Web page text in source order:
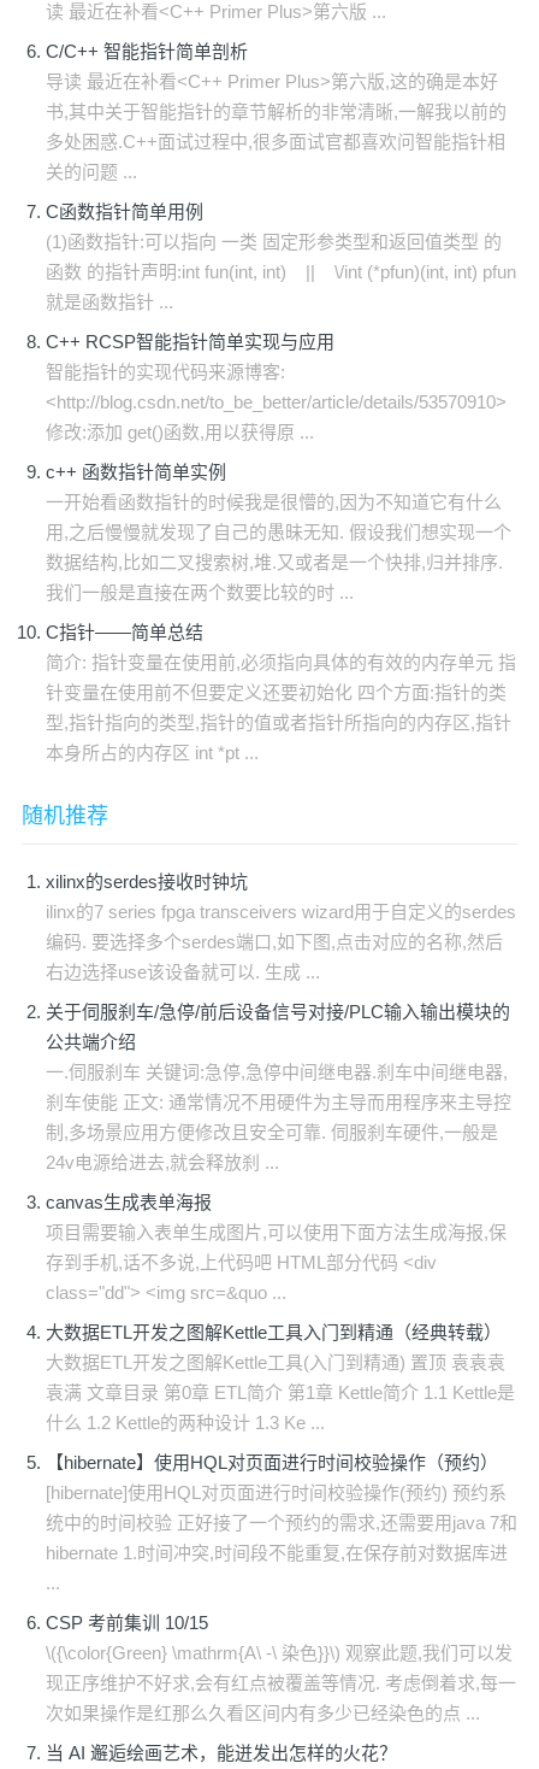
读 最近在补看<C++ Primer Plus>第六版 ...
C/C++ 智能指针简单剖析
导读 最近在补看<C++ Primer Plus>第六版,这的确是本好
书,其中关于智能指针的章节解析的非常清晰,一解我以前的
多处困惑.C++面试过程中,很多面试官都喜欢问智能指针相
关的问题 ...
C函数指针简单用例
(1)函数指针:可以指向 一类 固定形参类型和返回值类型 的
函数 的指针声明:int fun(int, int) || \/int (*pfun)(int, int) pfun
就是函数指针 ...
C++ RCSP智能指针简单实现与应用
智能指针的实现代码来源博客:
<http://blog.csdn.net/to_be_better/article/details/53570910>
修改:添加 get()函数,用以获得原 ...
c++ 函数指针简单实例
一开始看函数指针的时候我是很懵的,因为不知道它有什么
用,之后慢慢就发现了自己的愚昧无知. 假设我们想实现一个
数据结构,比如二叉搜索树,堆.又或者是一个快排,归并排序.
我们一般是直接在两个数要比较的时 ...
C指针——简单总结
简介: 指针变量在使用前,必须指向具体的有效的内存单元 指
针变量在使用前不但要定义还要初始化 四个方面:指针的类
型,指针指向的类型,指针的值或者指针所指向的内存区,指针
本身所占的内存区 int *pt ...
随机推荐
xilinx的serdes接收时钟坑
ilinx的7 series fpga transceivers wizard用于自定义的serdes
编码. 要选择多个serdes端口,如下图,点击对应的名称,然后
右边选择use该设备就可以. 生成 ...
关于伺服刹车/急停/前后设备信号对接/PLC输入输出模块的
公共端介绍
一.伺服刹车 关键词:急停,急停中间继电器.刹车中间继电器,
刹车使能 正文: 通常情况不用硬件为主导而用程序来主导控
制,多场景应用方便修改且安全可靠. 伺服刹车硬件,一般是
24v电源给进去,就会释放刹 ...
canvas生成表单海报
项目需要输入表单生成图片,可以使用下面方法生成海报,保
存到手机,话不多说,上代码吧 HTML部分代码 <div
class="dd"> <img src=&quo ...
大数据ETL开发之图解Kettle工具入门到精通（经典转载）
大数据ETL开发之图解Kettle工具(入门到精通) 置顶 袁袁袁
袁满 文章目录 第0章 ETL简介 第1章 Kettle简介 1.1 Kettle是
什么 1.2 Kettle的两种设计 1.3 Ke ...
【hibernate】使用HQL对页面进行时间校验操作（预约）
[hibernate]使用HQL对页面进行时间校验操作(预约) 预约系
统中的时间校验 正好接了一个预约的需求,还需要用java 7和
hibernate 1.时间冲突,时间段不能重复,在保存前对数据库进
...
CSP 考前集训 10/15
\({\color{Green} \mathrm{A\ -\ 染色}}\) 观察此题,我们可以发
现正序维护不好求,会有红点被覆盖等情况. 考虑倒着求,每一
次如果操作是红那么久看区间内有多少已经染色的点 ...
当 AI 邂逅绘画艺术，能迸发出怎样的火花？